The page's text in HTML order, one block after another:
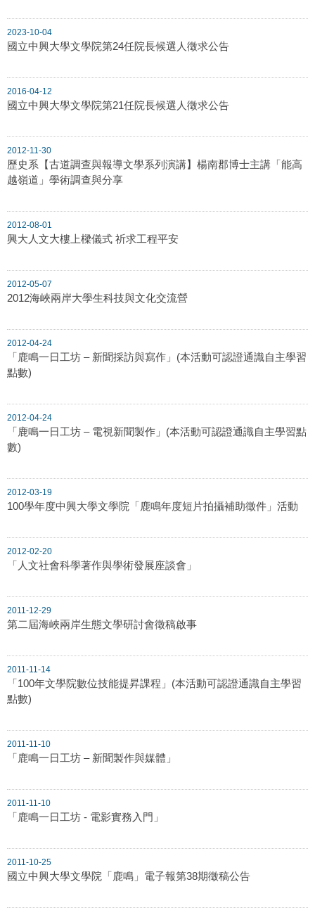
2023-10-04
國立中興大學文學院第24任院長候選人徵求公告
2016-04-12
國立中興大學文學院第21任院長候選人徵求公告
2012-11-30
歷史系【古道調查與報導文學系列演講】楊南郡博士主講「能高
越嶺道」學術調查與分享
2012-08-01
興大人文大樓上樑儀式 祈求工程平安
2012-05-07
2012海峽兩岸大學生科技與文化交流營
2012-04-24
「鹿鳴一日工坊 – 新聞採訪與寫作」(本活動可認證通識自主學習
點數)
2012-04-24
「鹿鳴一日工坊 – 電視新聞製作」(本活動可認證通識自主學習點
數)
2012-03-19
100學年度中興大學文學院「鹿鳴年度短片拍攝補助徵件」活動
2012-02-20
「人文社會科學著作與學術發展座談會」
2011-12-29
第二屆海峽兩岸生態文學研討會徵稿啟事
2011-11-14
「100年文學院數位技能提昇課程」(本活動可認證通識自主學習
點數)
2011-11-10
「鹿鳴一日工坊 – 新聞製作與媒體」
2011-11-10
「鹿鳴一日工坊 - 電影實務入門」
2011-10-25
國立中興大學文學院「鹿鳴」電子報第38期徵稿公告